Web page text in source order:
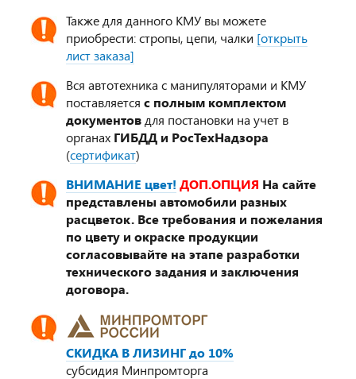
Также для данного КМУ вы можете
приобрести: стропы, цепи, чалки [открыть
лист заказа]
Вся автотехника с манипуляторами и КМУ
поставляется с полным комплектом
документов для постановки на учет в
органах ГИБДД и РосТехНадзора
(сертификат)
ВНИМАНИЕ цвет! ДОП.ОПЦИЯ На сайте
представлены автомобили разных
расцветок. Все требования и пожелания
по цвету и окраске продукции
согласовывайте на этапе разработки
технического задания и заключения
договора.
СКИДКА В ЛИЗИНГ до 10%
субсидия Минпромторга